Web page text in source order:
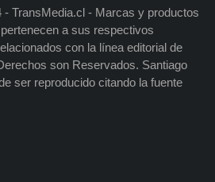
TransMedia.cl - Marcas y productos
a sus respectivos
con la línea editorial de
son Reservados. Santiago
ser reproducido citando la fuente